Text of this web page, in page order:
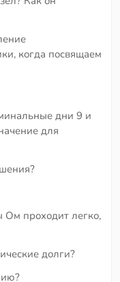
когда посвящаем
дни 9 и
для
Ом проходит легко,
долги?